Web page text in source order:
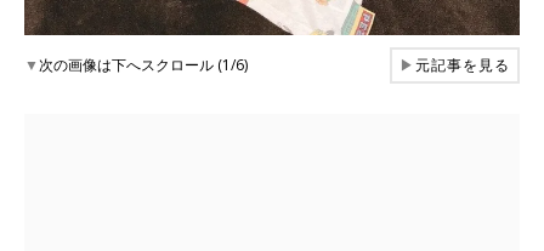
▼次の画像は下へスクロール (1/6) ▶元記事を見る